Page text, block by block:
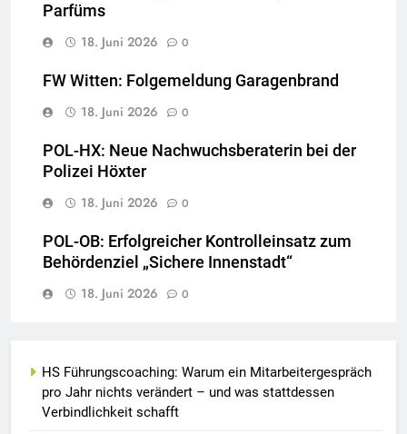
Parfüms
18. Juni 2026
0
FW Witten: Folgemeldung Garagenbrand
18. Juni 2026
0
POL-HX: Neue Nachwuchsberaterin bei der
Polizei Höxter
18. Juni 2026
0
POL-OB: Erfolgreicher Kontrolleinsatz zum
Behördenziel „Sichere Innenstadt“
18. Juni 2026
0
HS Führungscoaching: Warum ein Mitarbeitergespräch
pro Jahr nichts verändert – und was stattdessen
Verbindlichkeit schafft